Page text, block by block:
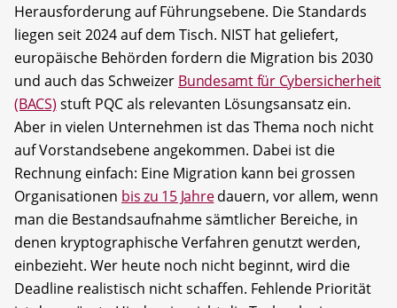
Herausforderung auf Führungsebene. Die Standards
liegen seit 2024 auf dem Tisch. NIST hat geliefert,
europäische Behörden fordern die Migration bis 2030
und auch das Schweizer Bundesamt für Cybersicherheit
(BACS) stuft PQC als relevanten Lösungsansatz ein.
Aber in vielen Unternehmen ist das Thema noch nicht
auf Vorstandsebene angekommen. Dabei ist die
Rechnung einfach: Eine Migration kann bei grossen
Organisationen bis zu 15 Jahredauern, vor allem, wenn
man die Bestandsaufnahme sämtlicher Bereiche, in
denen kryptographische Verfahren genutzt werden,
einbezieht. Wer heute noch nicht beginnt, wird die
Deadline realistisch nicht schaffen. Fehlende Priorität